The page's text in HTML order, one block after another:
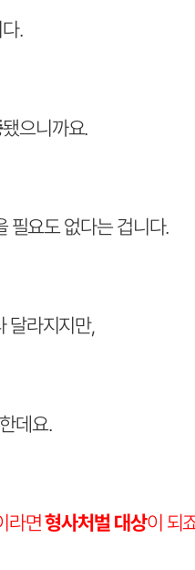
.
됐으니까요.
필요도 없다는 겁니다.
달라지지만,
한데요.
라면형사처벌 대상이 되